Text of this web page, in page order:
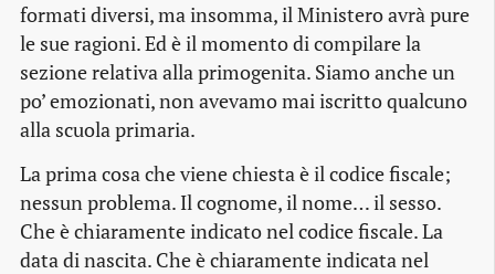
formati diversi, ma insomma, il Ministero avrà pure
le sue ragioni. Ed è il momento di compilare la
sezione relativa alla primogenita. Siamo anche un
po’ emozionati, non avevamo mai iscritto qualcuno
alla scuola primaria.
La prima cosa che viene chiesta è il codice fiscale;
nessun problema. Il cognome, il nome… il sesso.
Che è chiaramente indicato nel codice fiscale. La
data di nascita. Che è chiaramente indicata nel